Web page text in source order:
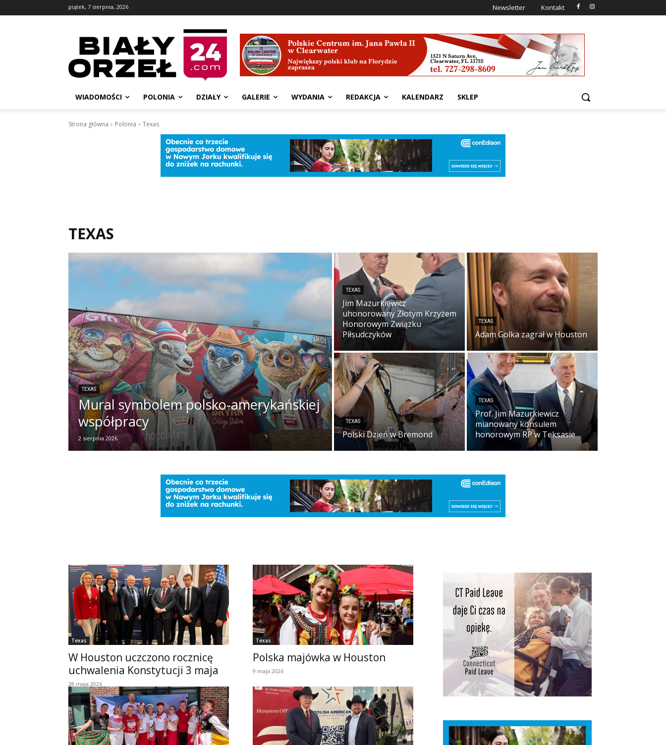
piątek, 7 sierpnia, 2026 Newsletter Kontakt
WIADOMOŚCI POLONIA DZIAŁY GALERIE WYDANIA REDAKCJA KALENDARZ SKLEP
Strona główna Polonia Texas
TEXAS
TEXAS
Mural symbolem polsko-amerykańskiej
współpracy
2 sierpnia 2026
TEXAS
Jim Mazurkiewicz
uhonorowany Złotym Krzyżem
Honorowym Związku
Piłsudczyków
TEXAS
Adam Golka zagrał w Houston
TEXAS
Polski Dzień w Bremond
TEXAS
Prof. Jim Mazurkiewicz
mianowany konsulem
honorowym RP w Teksasie
Texas
W Houston uczczono rocznicę
uchwalenia Konstytucji 3 maja
28 maja 2026
Texas
Polska majówka w Houston
9 maja 2026